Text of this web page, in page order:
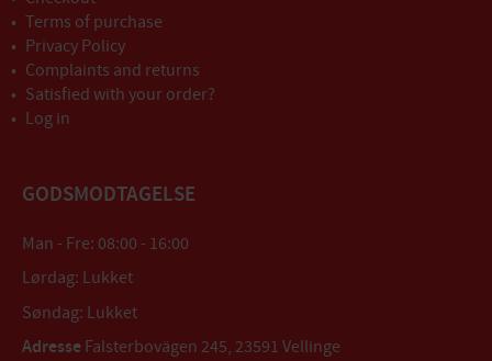
Terms of purchase
Privacy Policy
Complaints and returns
Satisfied with your order?
Log in
GODSMODTAGELSE
Man - Fre: 08:00 - 16:00
Lørdag: Lukket
Søndag: Lukket
Adresse Falsterbovägen 245, 23591 Vellinge